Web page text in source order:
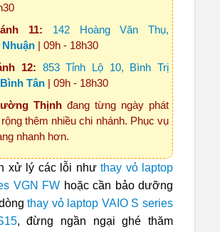
11:
142 Hoàng Văn Thụ,
Nhuận| 09h - 18h30
12: 853 Tỉnh Lộ 10, Bình Trị
Bình Tân| 09h - 18h30
Thịnh đang từng ngày phát
thêm nhiều chi nhánh. Phục vụ
nhanh hơn.
xử lý các lỗi như thay vỏ laptop
VGN FW hoặc cần bảo dưỡng
thay vỏ laptop VAIO S series
, đừng ngần ngại ghé thăm